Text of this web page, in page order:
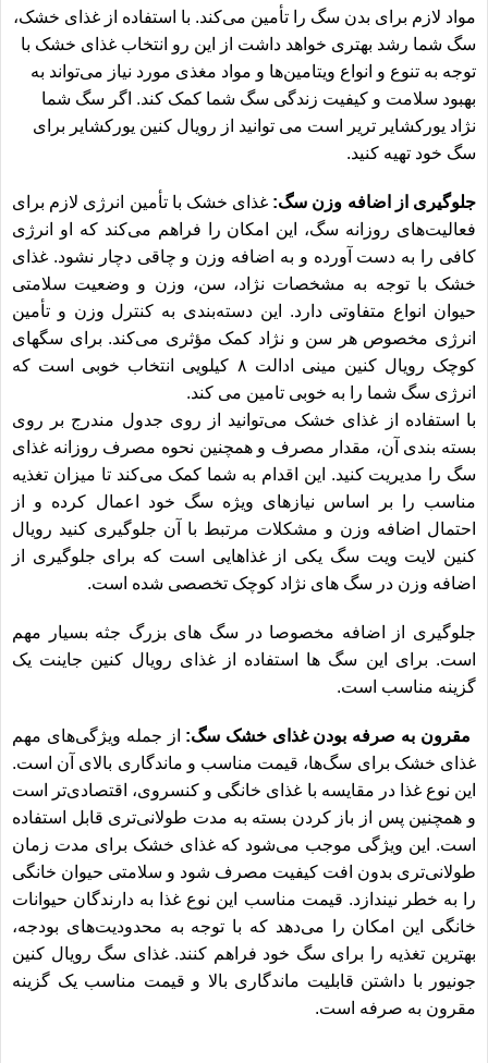
مواد لازم برای بدن سگ را تأمین می‌کند. با استفاده از غذای خشک،
سگ شما رشد بهتری خواهد داشت از این رو انتخاب غذای خشک با
توجه به تنوع و انواع ویتامین‌ها و مواد مغذی مورد نیاز می‌تواند به
بهبود سلامت و کیفیت زندگی سگ شما کمک کند. اگر سگ شما
نژاد یورکشایر تریر است می توانید از رویال کنین یورکشایر برای
سگ خود تهیه کنید.
جلوگیری از اضافه وزن سگ: غذای خشک با تأمین انرژی لازم برای
فعالیت‌های روزانه سگ، این امکان را فراهم می‌کند که او انرژی
کافی را به دست آورده و به اضافه وزن و چاقی دچار نشود. غذای
خشک با توجه به مشخصات نژاد، سن، وزن و وضعیت سلامتی
حیوان انواع متفاوتی دارد. این دسته‌بندی به کنترل وزن و تأمین
انرژی مخصوص هر سن و نژاد کمک مؤثری می‌کند. برای سگهای
کوچک رویال کنین مینی ادالت ۸ کیلویی
انتخاب خوبی است که
انرژی سگ شما را به خوبی تامین می کند.
با استفاده از غذای خشک می‌توانید از روی جدول مندرج بر روی
بسته بندی آن، مقدار مصرف و همچنین نحوه مصرف روزانه غذای
سگ را مدیریت کنید. این اقدام به شما کمک می‌کند تا میزان تغذیه
مناسب را بر اساس نیازهای ویژه سگ خود اعمال کرده و از
احتمال اضافه وزن و مشکلات مرتبط با آن جلوگیری کنید رویال
کنین لایت ویت سگ یکی از غذاهایی است که برای جلوگیری از
اضافه وزن در سگ های نژاد کوچک تخصصی شده است.
جلوگیری از اضافه مخصوصا در سگ های بزرگ جثه بسیار مهم
است. برای این سگ ها استفاده از غذای رویال کنین جاینت یک
گزینه مناسب است.
مقرون به صرفه بودن غذای خشک سگ: از جمله ویژگی‌های مهم
غذای خشک برای سگ‌ها، قیمت مناسب و ماندگاری بالای آن است.
این نوع غذا در مقایسه با غذای خانگی و کنسروی، اقتصادی‌تر است
و همچنین پس از باز کردن بسته به مدت طولانی‌تری قابل استفاده
است. این ویژگی موجب می‌شود که غذای خشک برای مدت زمان
طولانی‌تری بدون افت کیفیت مصرف شود و سلامتی حیوان خانگی
را به خطر نیندازد. قیمت مناسب این نوع غذا به دارندگان حیوانات
خانگی این امکان را می‌دهد که با توجه به محدودیت‌های بودجه،
بهترین تغذیه را برای سگ خود فراهم کنند.غذای سگ رویال کنین
جونیور
با داشتن قابلیت ماندگاری بالا و قیمت مناسب یک گزینه
مقرون به صرفه است.